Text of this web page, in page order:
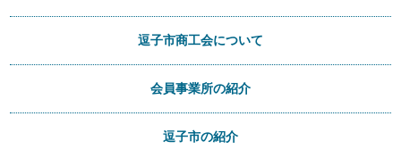
逗子市商工会について
会員事業所の紹介
逗子市の紹介